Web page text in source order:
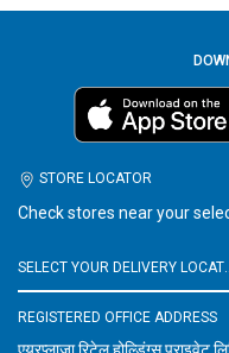
STORE LOCATOR
Check stores near your
REGISTERED OFFICE ADDRESS
एयरप्लाज़ा रिटेल होल्डिंग्स प्राइवेट